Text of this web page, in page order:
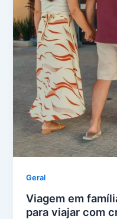
Geral
Viagem em
para viajar com